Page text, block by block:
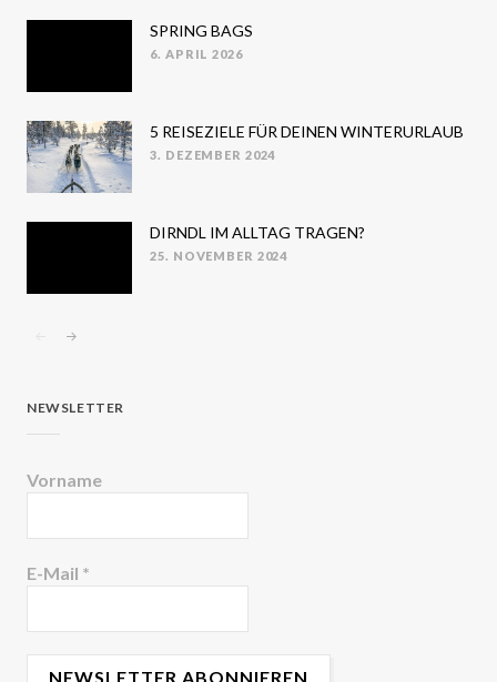
SPRING BAGS
POSTED
6. APRIL 2026
5 REISEZIELE FÜR DEINEN WINTERURLAUB
POSTED
3. DEZEMBER 2024
DIRNDL IM ALLTAG TRAGEN?
POSTED
25. NOVEMBER 2024
NEWSLETTER
Vorname
E-Mail *